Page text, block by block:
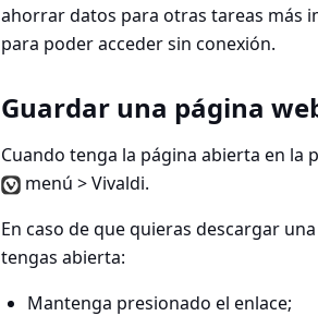
ahorrar datos para otras tareas más
para poder acceder sin conexión.
Guardar una página
Cuando tenga la página abierta en la
menú > Vivaldi.
En caso de que quieras descargar
tengas abierta:
Mantenga presionado el enlace;